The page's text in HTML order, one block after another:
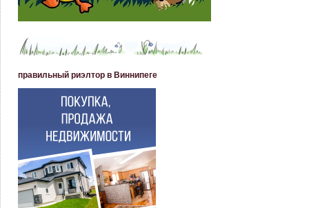
правильный риэлтор в Виннипеге